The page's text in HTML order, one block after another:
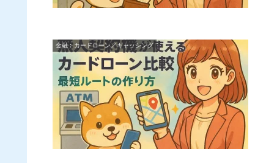
金融︰カードローン／キャッシング